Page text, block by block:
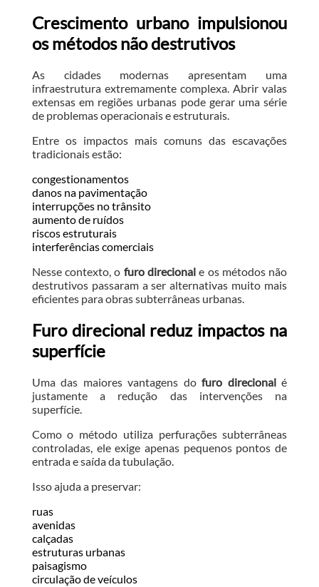
Crescimento urbano impulsionou
os métodos não destrutivos
As cidades modernas apresentam uma
infraestrutura extremamente complexa. Abrir valas
extensas em regiões urbanas pode gerar uma série
de problemas operacionais e estruturais.
Entre os impactos mais comuns das escavações
tradicionais estão:
congestionamentos
danos na pavimentação
interrupções no trânsito
aumento de ruídos
riscos estruturais
interferências comerciais
Nesse contexto, o furo direcional e os métodos não
destrutivos passaram a ser alternativas muito mais
eficientes para obras subterrâneas urbanas.
Furo direcional reduz impactos na
superfície
Uma das maiores vantagens dofuro direcionalé
justamente a redução das intervenções na
superfície.
Como o método utiliza perfurações subterrâneas
controladas, ele exige apenas pequenos pontos de
entrada e saída da tubulação.
Isso ajuda a preservar:
ruas
avenidas
calçadas
estruturas urbanas
paisagismo
circulação de veículos